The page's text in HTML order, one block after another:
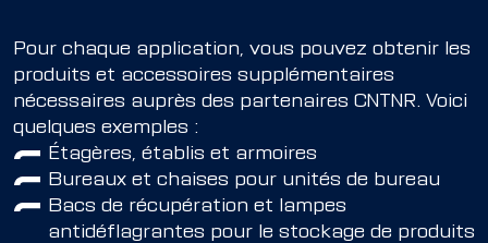
Pour chaque application, vous pouvez obtenir les
produits et accessoires supplémentaires
nécessaires auprès des partenaires CNTNR. Voici
quelques exemples :
Étagères, établis et armoires
Bureaux et chaises pour unités de bureau
Bacs de récupération et lampes
antidéflagrantes pour le stockage de produits